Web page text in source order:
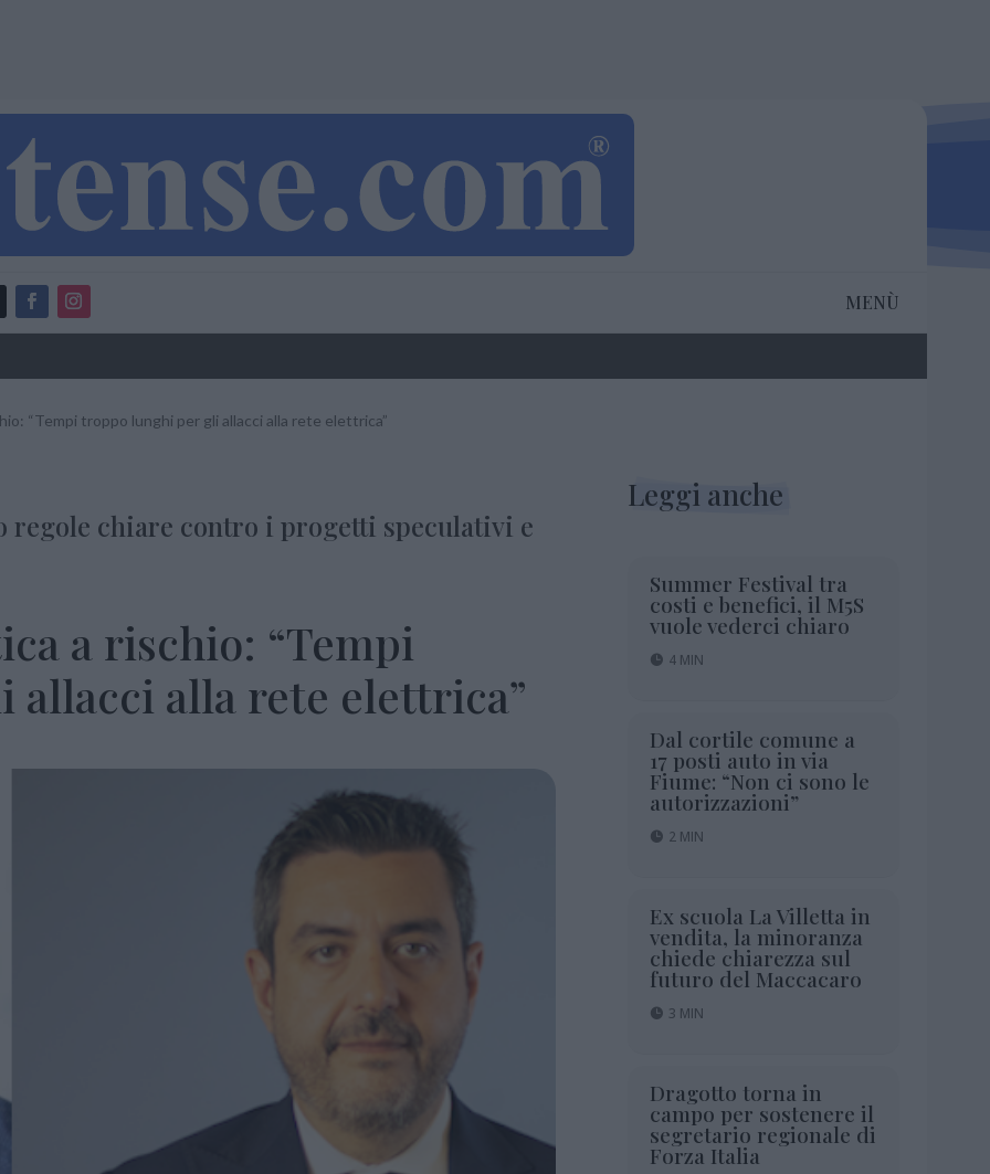
MENÙ
“Tempi troppo lunghi per gli allacci alla rete elettrica”
regole chiare contro i progetti speculativi e
a rischio: “Tempi
alla rete elettrica”
Leggi anche
Summer Festival tra
costi e benefici, il M5S
vuole vederci chiaro
4 MIN
Dal cortile comune a
17 posti auto in via
Fiume: “Non ci sono le
autorizzazioni”
2 MIN
Ex scuola La Villetta in
vendita, la minoranza
chiede chiarezza sul
futuro del Maccacaro
3 MIN
Dragotto torna in
campo per sostenere il
segretario regionale di
Forza Italia